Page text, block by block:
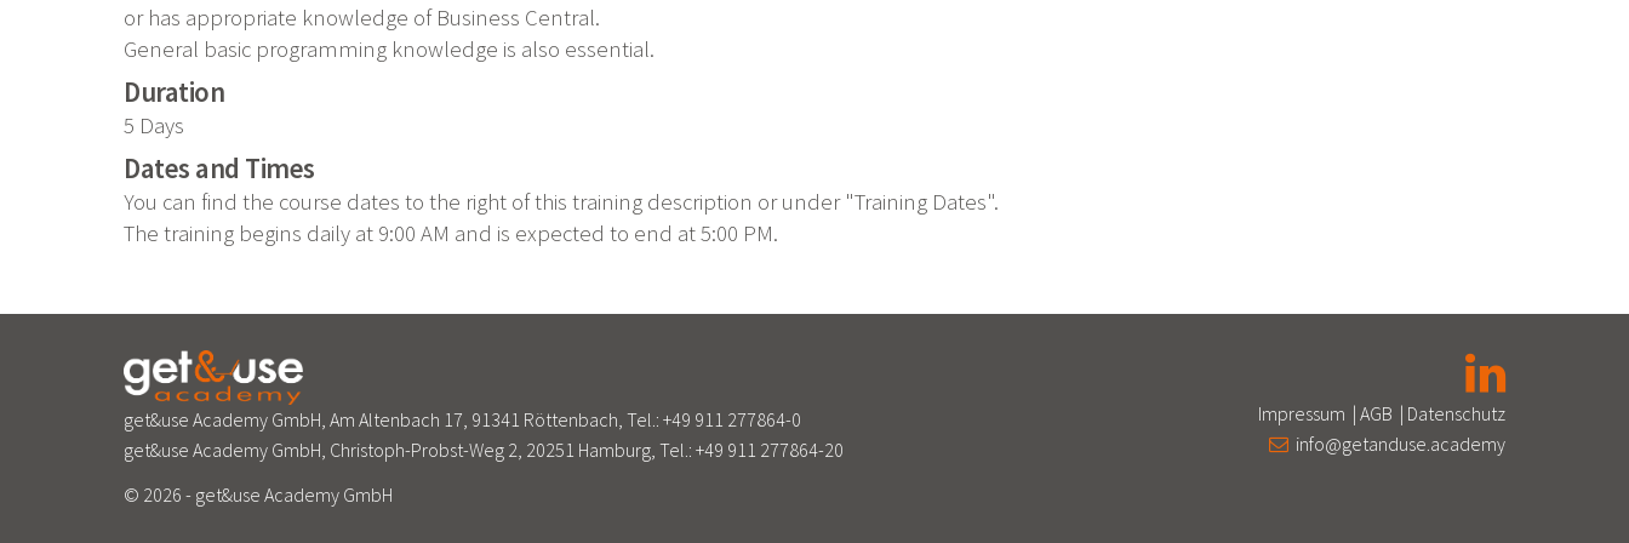
or has appropriate knowledge of Business Central.
General basic programming knowledge is also essential.
Duration
5 Days
Dates and Times
You can find the course dates to the right of this training description or under "Training Dates".
The training begins daily at 9:00 AM and is expected to end at 5:00 PM.
get&use Academy GmbH, Am Altenbach 17, 91341 Röttenbach, Tel.: +49 911 277864-0
get&use Academy GmbH, Christoph-Probst-Weg 2, 20251 Hamburg, Tel.: +49 911 277864-20
Impressum | AGB | Datenschutz
info@getanduse.academy
© 2026 - get&use Academy GmbH